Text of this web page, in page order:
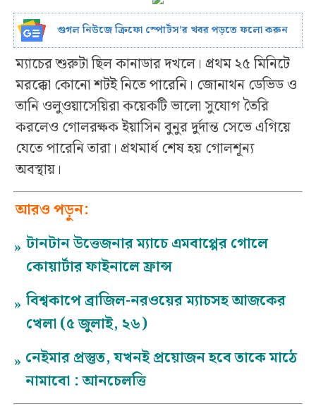
গুগল নিউজে ক্রিফো স্পোর্টস’র খবর পড়তে ফলো করুন
ম্যাচের শুরুটা ছিল কানাডার দখলে। প্রথম ২৫ মিনিটে
মরক্কো কোনো শটই নিতে পারেনি। জোনাথন ডেভিড ও
তানি ওলুওয়াসেয়িরা কয়েকটি ভালো সুযোগ তৈরি
করলেও গোলরক্ষক ইয়াসিন বুনুর দুর্দান্ত সেভে এগিয়ে
যেতে পারেনি তারা। প্রথমার্ধ শেষ হয় গোলশূন্য
অবস্থায়।
আরও পড়ুন:
» টানটান উত্তেজনার ম্যাচে এমবাপ্পের গোলে
কোয়ার্টার ফাইনালে ফ্রান্স
» বিশ্বকাপে ব্রাজিল-নরওয়ের ম্যাচসহ আজকের
খেলা (৫ জুলাই, ২৬)
» নেইমার প্রস্তুত, যখনই প্রয়োজন হবে তাকে মাঠে
নামাবো : আনচেলত্তি